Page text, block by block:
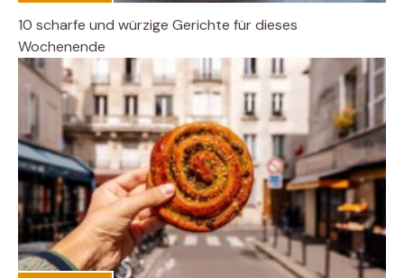
10 scharfe und würzige Gerichte für dieses
Wochenende